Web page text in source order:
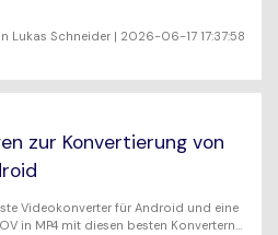
Lukas Schneider | 2026-06-17 17:37:58
zur Konvertierung von
Videokonverter für Android und eine
in MP4 mit diesen besten Konvertern